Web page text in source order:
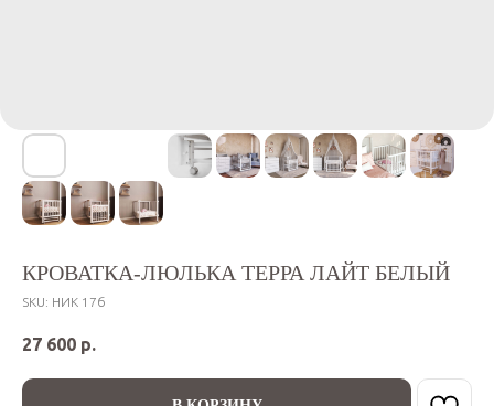
КРОВАТКА-ЛЮЛЬКА ТЕРРА ЛАЙТ БЕЛЫЙ
SKU: НИК 17б
27 600 р.